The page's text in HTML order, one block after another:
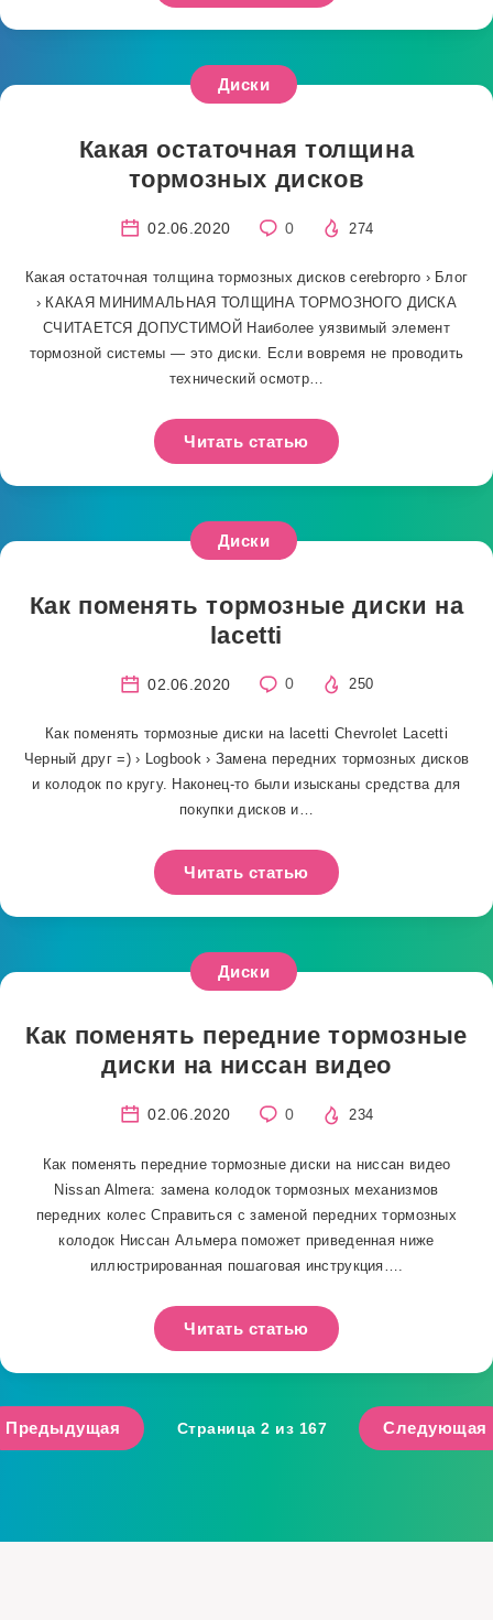
Диски
Какая остаточная толщина
тормозных дисков
02.06.2020 0 274
Какая остаточная толщина тормозных дисков cerebropro › Блог
› КАКАЯ МИНИМАЛЬНАЯ ТОЛЩИНА ТОРМОЗНОГО ДИСКА
СЧИТАЕТСЯ ДОПУСТИМОЙ Наиболее уязвимый элемент
тормозной системы — это диски. Если вовремя не проводить
технический осмотр…
Читать статью
Диски
Как поменять тормозные диски на
lacetti
02.06.2020 0 250
Как поменять тормозные диски на lacetti Chevrolet Lacetti
Черный друг =) › Logbook › Замена передних тормозных дисков
и колодок по кругу. Наконец-то были изысканы средства для
покупки дисков и…
Читать статью
Диски
Как поменять передние тормозные
диски на ниссан видео
02.06.2020 0 234
Как поменять передние тормозные диски на ниссан видео
Nissan Almera: замена колодок тормозных механизмов
передних колес Справиться с заменой передних тормозных
колодок Ниссан Альмера поможет приведенная ниже
иллюстрированная пошаговая инструкция….
Читать статью
Предыдущая Страница 2 из 167 Следующая